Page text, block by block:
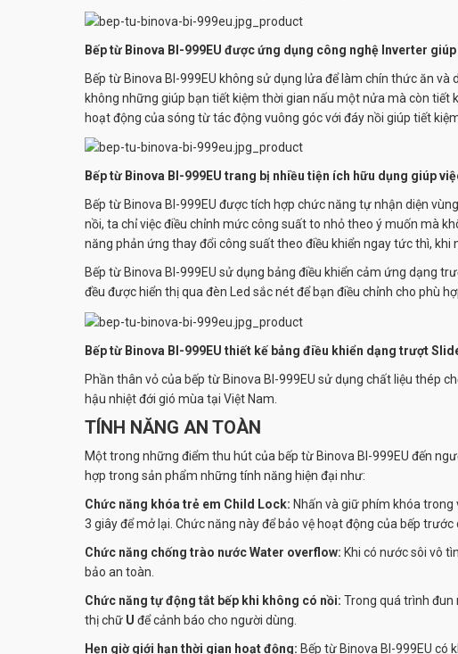
Bếp từ Binova BI-999EU được ứng dụng công nghệ Inverter
Bếp từ Binova BI-999EU không sử dụng lửa để làm chín thức ăn và
không những giúp bạn tiết kiệm thời gian nấu một nửa mà còn tiết
hoạt động của sóng từ tác động vuông góc với đáy nồi giúp tiết
Bếp từ Binova BI-999EU trang bị nhiều tiện ích hữu dụng giúp
Bếp từ Binova BI-999EU được tích hợp chức năng tự nhận diện
nồi, ta chỉ việc điều chỉnh mức công suất to nhỏ theo ý muốn mà
năng phản ứng thay đổi công suất theo điều khiển ngay tức thì,
Bếp từ Binova BI-999EU sử dụng bảng điều khiển cảm ứng dạng
đều được hiển thị qua đèn Led sắc nét để bạn điều chỉnh cho phù
Bếp từ Binova BI-999EU thiết kế bảng điều khiển dạng trượt
Phần thân vỏ của bếp từ Binova BI-999EU sử dụng chất liệu thép
hậu nhiệt đới gió mùa tại Việt Nam.
TÍNH NĂNG AN TOÀN
Một trong những điểm thu hút của bếp từ Binova BI-999EU đến
hợp trong sản phẩm những tính năng hiện đại như:
Chức năng khóa trẻ em Child Lock: Nhấn và giữ phím khóa
3 giây để mở lại. Chức năng này để bảo vệ hoạt động của bếp
Chức năng chống trào nước Water overflow: Khi có nước sôi vô
bảo an toàn.
Chức năng tự động tắt bếp khi không có nồi: Trong quá trình đun
thị chữ U để cảnh báo cho người dùng.
Hẹn giờ giới hạn thời gian hoạt động: Bếp từ Binova BI-999EU có